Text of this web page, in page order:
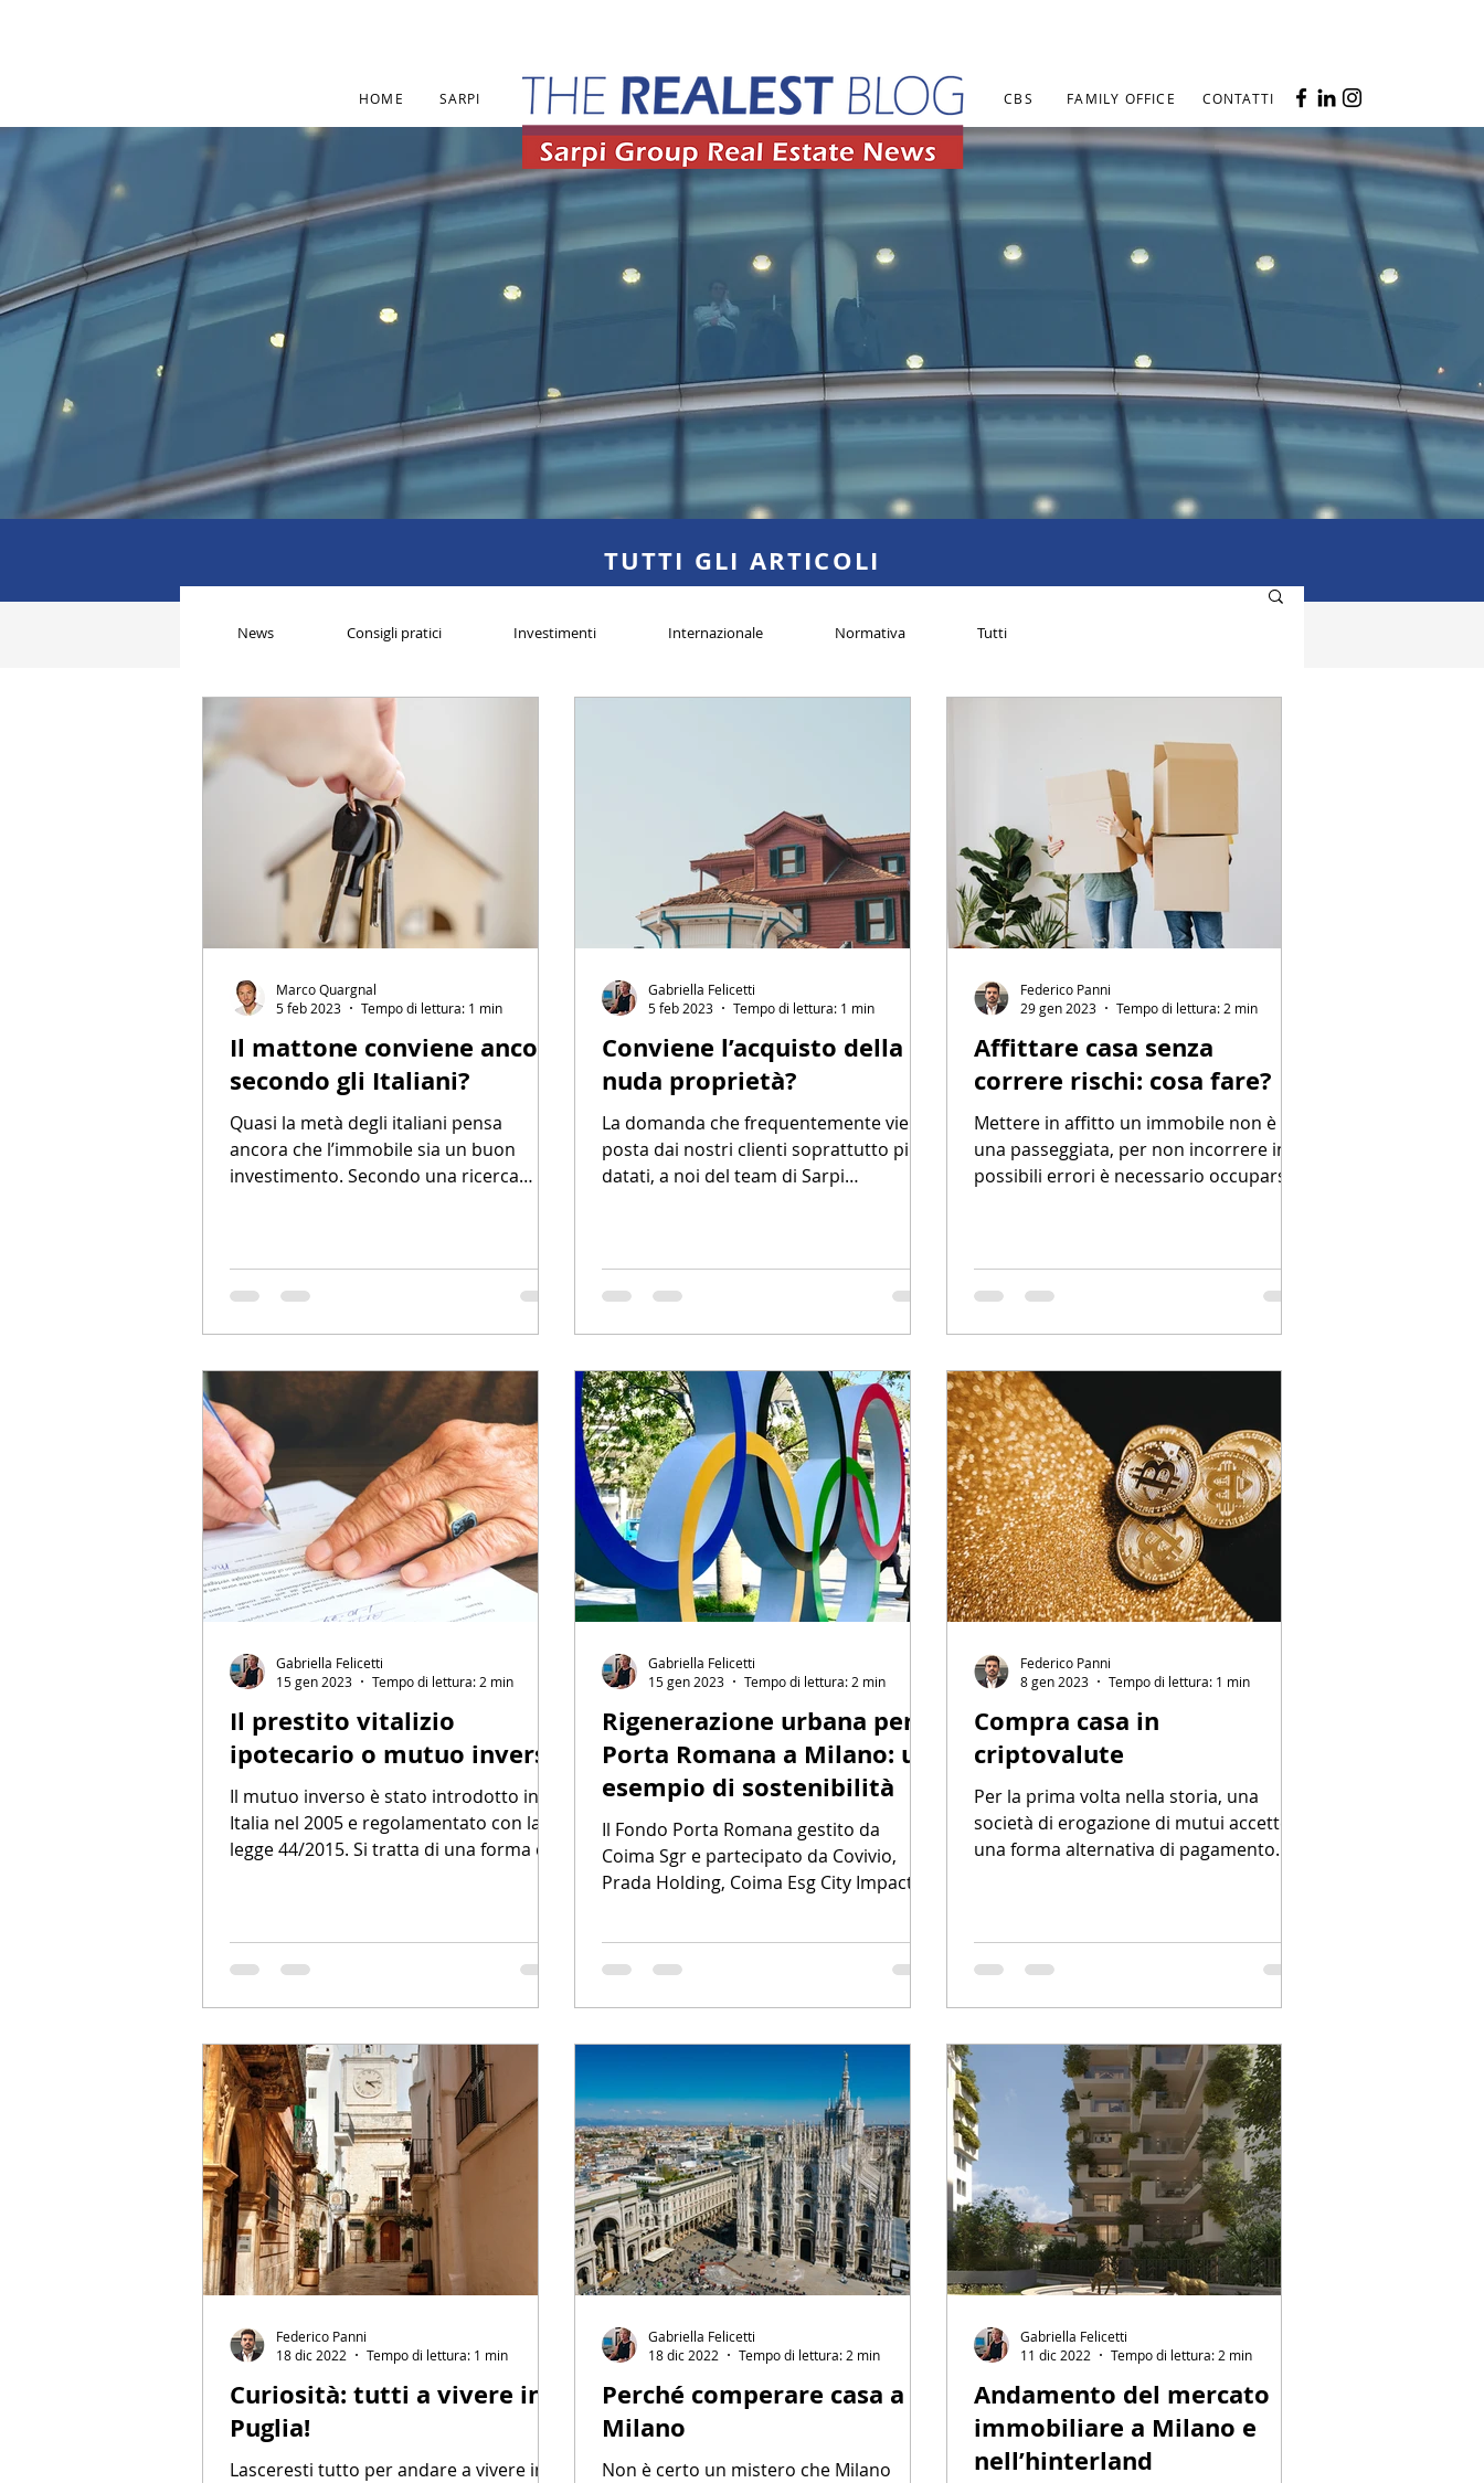
HOME SARPI CBS FAMILY OFFICE CONTATTI
TUTTI GLI ARTICOLI
Il mattone conviene ancora
secondo gli Italiani?
Quasi la metà degli italiani pensa
ancora che l’immobile sia un buon
investimento. Secondo una ricerca
Marco Quargnal
5 feb 2023
Tempo di lettura: 1 min
Conviene l’acquisto della
nuda proprietà?
La domanda che frequentemente viene
posta dai nostri clienti soprattutto più
datati, a noi del team di Sarpi
Gabriella Felicetti
5 feb 2023
Tempo di lettura: 1 min
Affittare casa senza
correre rischi: cosa fare?
Mettere in affitto un immobile non è
una passeggiata, per non incorrere in
possibili errori è necessario occuparsi
Federico Panni
29 gen 2023
Tempo di lettura: 2 min
Il prestito vitalizio
ipotecario o mutuo inverso
Il mutuo inverso è stato introdotto in
Italia nel 2005 e regolamentato con la
legge 44/2015. Si tratta di una forma di
Gabriella Felicetti
15 gen 2023
Tempo di lettura: 2 min
Rigenerazione urbana per
Porta Romana a Milano: un
esempio di sostenibilità
Il Fondo Porta Romana gestito da
Coima Sgr e partecipato da Covivio,
Prada Holding, Coima Esg City Impact
Gabriella Felicetti
15 gen 2023
Tempo di lettura: 2 min
Compra casa in
criptovalute
Per la prima volta nella storia, una
società di erogazione di mutui accetterà
una forma alternativa di pagamento.
Federico Panni
8 gen 2023
Tempo di lettura: 1 min
Curiosità: tutti a vivere in
Puglia!
Lasceresti tutto per andare a vivere in
Federico Panni
18 dic 2022
Tempo di lettura: 1 min
Perché comperare casa a
Milano
Non è certo un mistero che Milano
Gabriella Felicetti
18 dic 2022
Tempo di lettura: 2 min
Andamento del mercato
immobiliare a Milano e
nell’hinterland
Gabriella Felicetti
11 dic 2022
Tempo di lettura: 2 min
News Consigli pratici Investimenti Internazionale Normativa Tutti